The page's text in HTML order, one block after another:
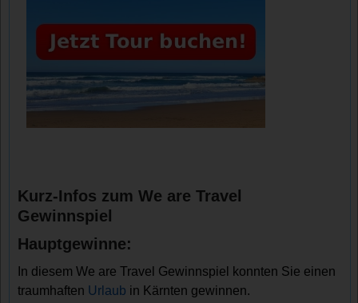
Kurz-Infos zum We are Travel
Gewinnspiel
Hauptgewinne:
In diesem We are Travel Gewinnspiel konnten Sie einen
traumhaften Urlaub in Kärnten gewinnen.